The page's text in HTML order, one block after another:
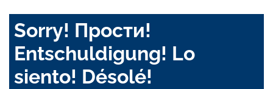
Sorry! Прости!
Entschuldigung! Lo
siento! Désolé!